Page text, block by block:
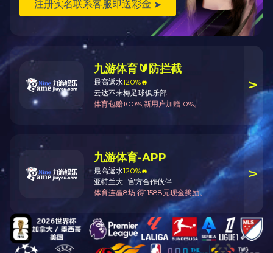
— 15927491936 —
TYU系列联动
成型机等产品。
另外我公司还